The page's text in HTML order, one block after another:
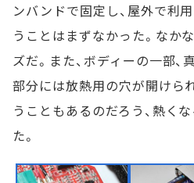
ンバンドで固定し、屋外で利
うことはまずなかった。なか
ズだ。また、ボディーの一部
部分には放熱用の穴が開けら
うこともあるのだろう、熱く
た。